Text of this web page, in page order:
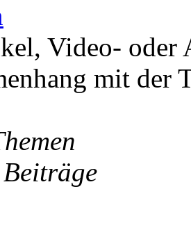
Video- oder
mit der
Beiträge